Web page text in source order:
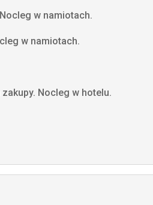
w namiotach.
w namiotach.
Nocleg w hotelu.